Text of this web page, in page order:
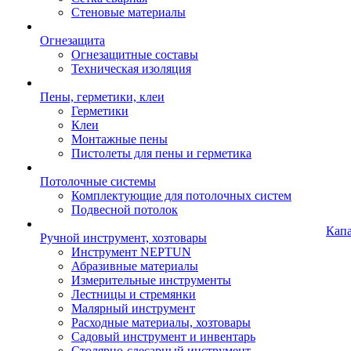
Стеновые материалы
Огнезащита
Огнезащитные составы
Техническая изоляция
Пены, герметики, клеи
Герметики
Клеи
Монтажные пены
Пистолеты для пены и герметика
Потолочные системы
Комплектующие для потолочных систем
Подвесной потолок
Ручной инструмент, хозтовары
Инструмент NEPTUN
Абразивные материалы
Измерительные инструменты
Лестницы и стремянки
Малярный инструмент
Расходные материалы, хозтовары
Садовый инструмент и инвентарь